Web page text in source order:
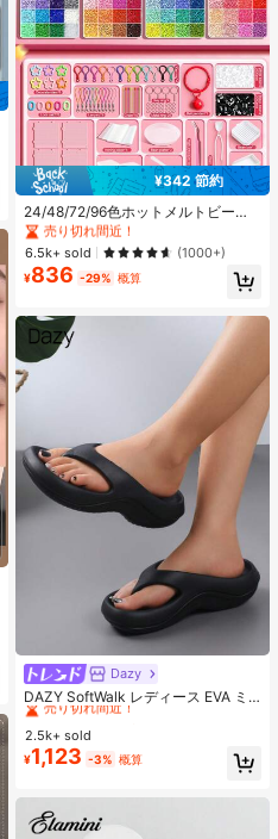
¥342 節約
24/48/72/96色ホットメルトビーズ
クリエイティブクラフトセット、ス
クエアペグボード、多層収納ボック
ス、アイロンペーパー、カラフルな
キーチェーン、装飾アクセサリー、
ハンギングロープ付き、DIY愛好家
がDIYパズル、バレンタインデーギ
フト、誕生日ギフトを手作りできま
す。
#1 ベストセラー
に ジュエリー製作セット
売り切れ間近！
#1 ベストセラー
に ジュエリー製作セット
売り切れ間近！
#1 ベストセラー
に ジュエリー製作セット
売り切れ間近！
#1 ベストセラー
に ジュエリー製作セット
売り切れ間近！
6.5k+ sold (1000+)
¥836 -29% 概算
Dazy
DAZY SoftWalk レディース EVA ミ
ッドヒールプラットフォームビーチ
サンダル - 超軽量、通気性、快適、
滑り止め、柔らかいソール、ミニマ
ルデザイン、ビーチ、休暇、家庭で
の自由時間、デイリー着用に適し、
オールシーズン、スリップオン、無
地、プリントなし
#2 ベストセラー
売り切れ間近！
#2 ベストセラー
売り切れ間近！
#2 ベストセラー
売り切れ間近！
#2 ベストセラー
2.5k+ sold
¥1,123 -3% 概算